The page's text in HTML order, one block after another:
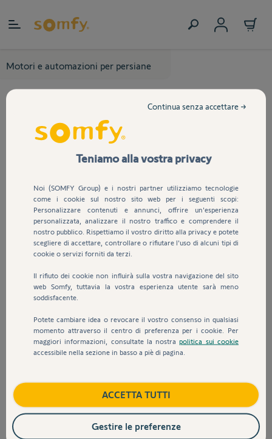
Motori e automazioni per persiane
Sku:
Scheda elettronica di
Teniamo alla vostra privacy
Noi (SOMFY Group) e i nostri partner utilizziamo tecnologie
come i cookie sul nostro sito web per i seguenti scopi:
Personalizzare contenuti e annunci, offrire un'esperienza
personalizzata, analizzare il nostro traffico e comprendere il
nostro pubblico. Rispettiamo il vostro diritto alla privacy e potete
scegliere di accettare, controllare o rifiutare l'uso di alcuni tipi di
cookie o servizi forniti da terzi.
Il rifiuto dei cookie non influirà sulla vostra navigazione del sito
web Somfy, tuttavia la vostra esperienza utente sarà meno
soddisfacente.
Potete cambiare idea o revocare il vostro consenso in qualsiasi
momento attraverso il centro di preferenza per i cookie. Per
maggiori informazioni, consultate la nostrapolitica sui cookie
accessibile nella sezione in basso a piè di pagina.
Continua senza accettare →
ACCETTA TUTTI
Gestire le preferenze